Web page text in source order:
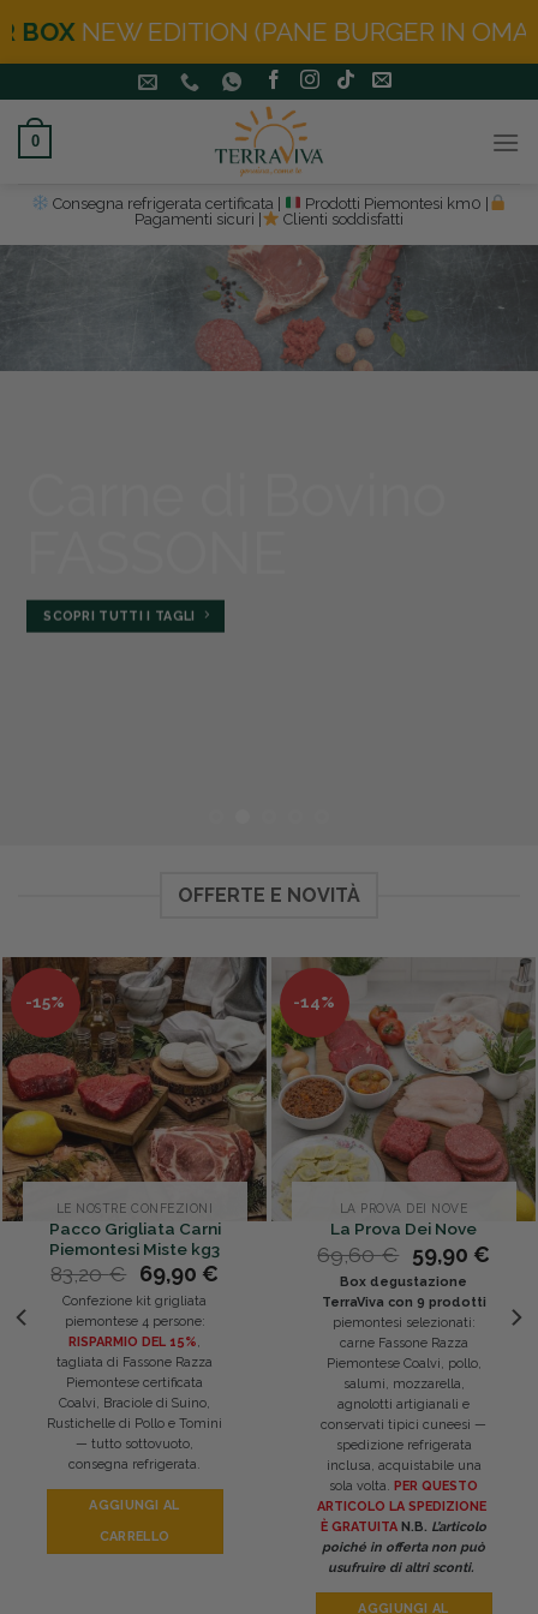
(PANE BURGER IN OMAGGIO)
ai
contenuti
0
Consegna refrigerata certificata |
Prodotti Piemontesi km0 |
Pagamenti sicuri |
Clienti soddisfatti
SCOPRI TUTTI I TAGLI
OFFERTE E NOVITÀ
-15%
LE NOSTRE CONFEZIONI
Pacco Grigliata Carni
Piemontesi Miste kg3
83,20€ Il
prezzo
originale
era:
83,20 €.
69,90 €Il
Confezione kit grigliata
piemontese 4 persone:
RISPARMIO DEL 15%,
tagliata di Fassone Razza
Piemontese certificata
Coalvi, Braciole di Suino,
Rustichelle di Pollo e Tomini
— tutto sottovuoto,
consegna refrigerata.
AGGIUNGI AL
CARRELLO
-14%
LA PROVA DEI NOVE
La Prova Dei Nove
69,60€ Il
prezzo
originale
era:
69,60 €.
59,90 €Il
Box degustazione
TerraViva con 9 prodotti
piemontesi selezionati:
carne Fassone Razza
Piemontese Coalvi, pollo,
salumi, mozzarella,
agnolotti artigianali e
conservati tipici cuneesi —
spedizione refrigerata
inclusa, acquistabile una
sola volta. PER QUESTO
ARTICOLO LA SPEDIZIONE
È GRATUITA N.B. L’articolo
poiché in offerta non può
usufruire di altri sconti.
AGGIUNGI AL